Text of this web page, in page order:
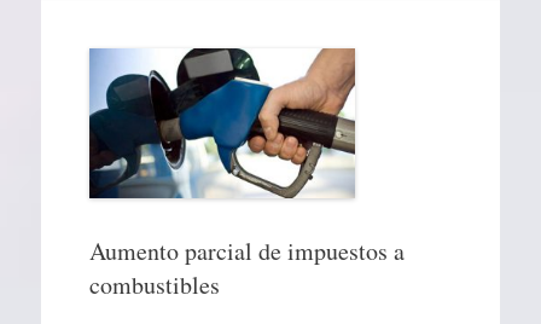
Aumento parcial de impuestos a
combustibles